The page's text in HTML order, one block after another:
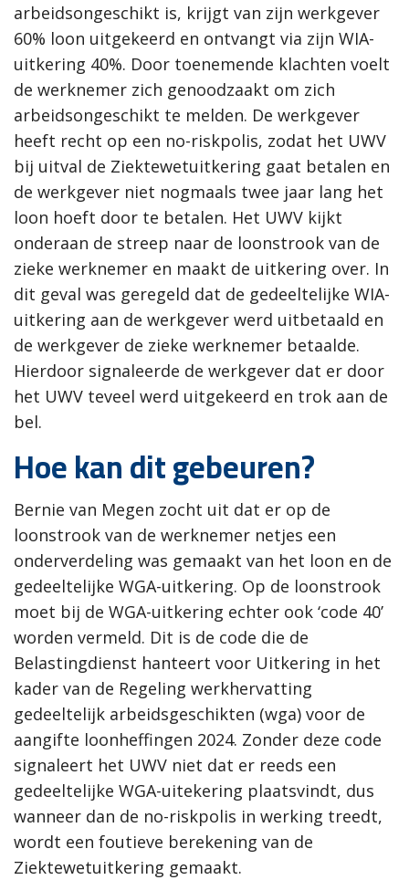
arbeidsongeschikt is, krijgt van zijn werkgever
60% loon uitgekeerd en ontvangt via zijn WIA-
uitkering 40%. Door toenemende klachten voelt
de werknemer zich genoodzaakt om zich
arbeidsongeschikt te melden. De werkgever
heeft recht op een no-riskpolis, zodat het UWV
bij uitval de Ziektewetuitkering gaat betalen en
de werkgever niet nogmaals twee jaar lang het
loon hoeft door te betalen. Het UWV kijkt
onderaan de streep naar de loonstrook van de
zieke werknemer en maakt de uitkering over. In
dit geval was geregeld dat de gedeeltelijke WIA-
uitkering aan de werkgever werd uitbetaald en
de werkgever de zieke werknemer betaalde.
Hierdoor signaleerde de werkgever dat er door
het UWV teveel werd uitgekeerd en trok aan de
bel.
Hoe kan dit gebeuren?
Bernie van Megen zocht uit dat er op de
loonstrook van de werknemer netjes een
onderverdeling was gemaakt van het loon en de
gedeeltelijke WGA-uitkering. Op de loonstrook
moet bij de WGA-uitkering echter ook ‘code 40’
worden vermeld. Dit is de code die de
Belastingdienst hanteert voor Uitkering in het
kader van de Regeling werkhervatting
gedeeltelijk arbeidsgeschikten (wga) voor de
aangifte loonheffingen 2024. Zonder deze code
signaleert het UWV niet dat er reeds een
gedeeltelijke WGA-uitekering plaatsvindt, dus
wanneer dan de no-riskpolis in werking treedt,
wordt een foutieve berekening van de
Ziektewetuitkering gemaakt.